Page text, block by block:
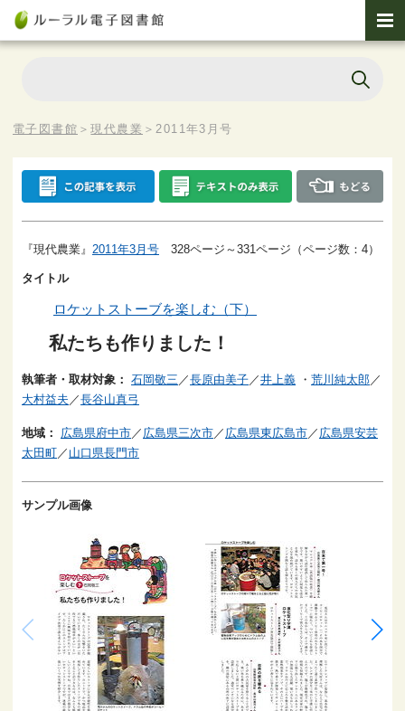
電子図書館 ＞現代農業 ＞2011年3月号
『現代農業』 2011年3月号 328ページ～331ページ（ページ数：4）
タイトル
ロケットストーブを楽しむ（下）
私たちも作りました！
執筆者・取材対象： 石岡敬三 ／長原由美子 ／井上義 ・ 荒川純太郎 ／
大村益夫 ／長谷山真弓
地域： 広島県府中市 ／ 広島県三次市 ／ 広島県東広島市 ／ 広島県安芸
太田町 ／ 山口県長門市
サンプル画像